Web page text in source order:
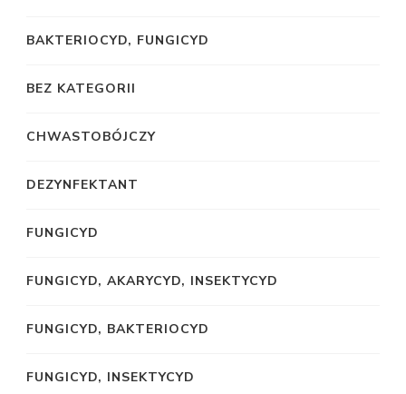
BAKTERIOCYD, FUNGICYD
BEZ KATEGORII
CHWASTOBÓJCZY
DEZYNFEKTANT
FUNGICYD
FUNGICYD, AKARYCYD, INSEKTYCYD
FUNGICYD, BAKTERIOCYD
FUNGICYD, INSEKTYCYD